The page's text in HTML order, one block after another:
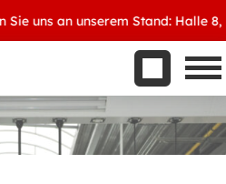
uns an unserem Stand: Halle 8,